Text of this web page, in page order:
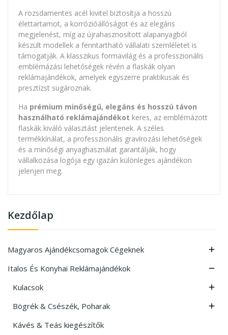
Kezdőlap
Magyaros Ajándékcsomagok Cégeknek 
Italos És Konyhai Reklámajándékok 
Kulacsok 
Bögrék & Csészék, Poharak 
Kávés & Teás kiegészítők
A rozsdamentes acél kivitel biztosítja a hosszú
élettartamot, a korrózióállóságot és az elegáns
megjelenést, míg az újrahasznosított alapanyagból
készült modellek a fenntartható vállalati szemléletet is
támogatják. A klasszikus formavilág és a professzionális
emblémázási lehetőségek révén a flaskák olyan
reklámajándékok, amelyek egyszerre praktikusak és
presztízst sugároznak.
Ha prémium minőségű, elegáns és hosszú távon
használható reklámajándékot keres, az emblémázott
flaskák kiváló választást jelentenek. A széles
termékkínálat, a professzionális gravírozási lehetőségek
és a minőségi anyaghasználat garantálják, hogy
vállalkozása logója egy igazán különleges ajándékon
jelenjen meg.